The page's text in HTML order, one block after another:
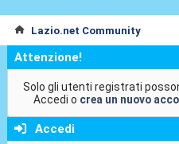
Lazio.net Community
Attenzione!
Solo gli utenti registrati
Accedi o crea un nuovo
Accedi